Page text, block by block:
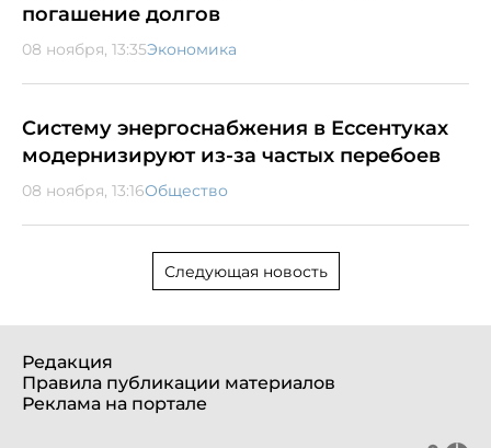
погашение долгов
08 ноября, 13:35Экономика
Систему энергоснабжения в Ессентуках
модернизируют из-за частых перебоев
08 ноября, 13:16Общество
Следующая новость
Редакция
Правила публикации материалов
Реклама на портале